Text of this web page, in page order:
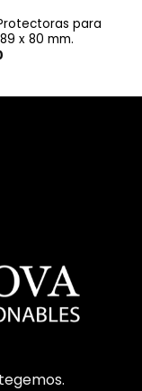
para
x 80 mm.